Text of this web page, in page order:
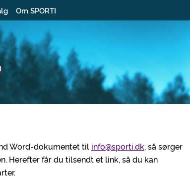
Om SPORTI
Word-dokumentet til info@sporti.dk, så sørger
Herefter får du tilsendt et link, så du kan